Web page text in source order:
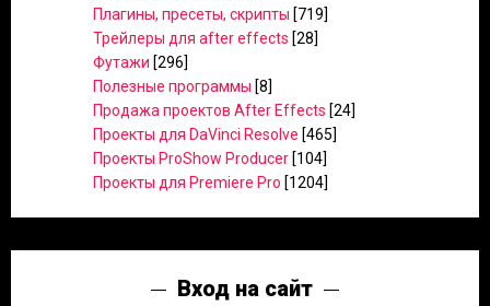
Плагины, пресеты, скрипты [719]
Трейлеры для after effects [28]
Футажи [296]
Полезные программы [8]
Продажа проектов After Effects [24]
Проекты для DaVinci Resolve [465]
Проекты ProShow Producer [104]
Проекты для Premiere Pro [1204]
Вход на сайт